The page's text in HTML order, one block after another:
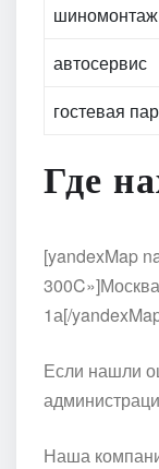
шиномонтаж
автосервис
гостевая
Где
[yandexMap
1а[/
Если нашли
Наша